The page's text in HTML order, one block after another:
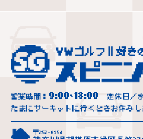
営業時間： 9:00~18:00
定休日／
たまにサーキットに行くときお休みし
〒252-0154